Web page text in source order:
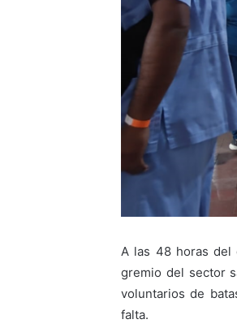
A las 48 horas del
gremio del sector
voluntarios de
falta.